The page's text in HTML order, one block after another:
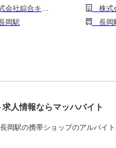
ャリアオプション(1314GH0810G28★63-N)
岡駅
株式会社綜合キャリ
長岡
人情報ならマッハバイト
岡駅の携帯ショップのアルバイ